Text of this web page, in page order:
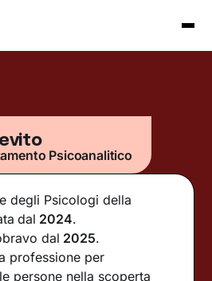
Psicoanalitico
degli Psicologi della
dal 2024.
dal 2025.
professione per
persone nella scoperta